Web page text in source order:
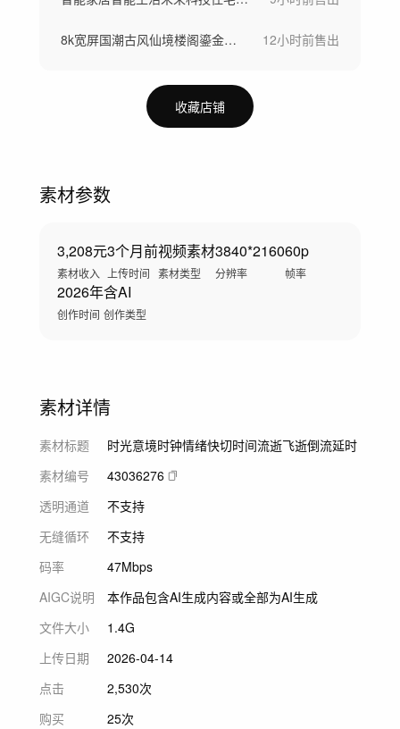
8k宽屏国潮古风仙境楼阁鎏金山水仙鹤背景 12小时前售出
收藏店铺
素材参数
3,208元
素材收入
3个月前
上传时间
视频素材
素材类型
3840*2160
分辨率
60p
帧率
2026年
创作时间
含AI
创作类型
素材详情
素材标题
时光意境时钟情绪快切时间流逝飞逝倒流延时
素材编号
43036276
透明通道
不支持
无缝循环
不支持
码率
47Mbps
AIGC说明
本作品包含AI生成内容或全部为AI生成
文件大小
1.4G
上传日期
2026-04-14
点击
2,530次
购买
25次